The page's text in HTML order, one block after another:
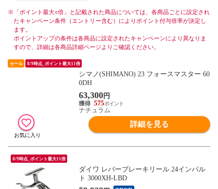
※ 「ポイント最大○倍」と記載された商品については、各商品ごとに設定され
たキャンペーン条件（エントリー含む）によりポイント付与倍率が決定し
ます。
ポイントアップの条件は各商品に設定されたキャンペーンにより異なりま
すので、詳細は各商品詳細ページよりご確認ください。
セール 8/9時点_ポイント最大11倍
シマノ(SHIMANO) 23 フォースマスター 60
0DH
63,300円
575
ナチュラム
詳細を見る
8/9時点_ポイント最大11倍
ダイワ レバーブレーキリール 24インパル
ト 3000XH-LBD